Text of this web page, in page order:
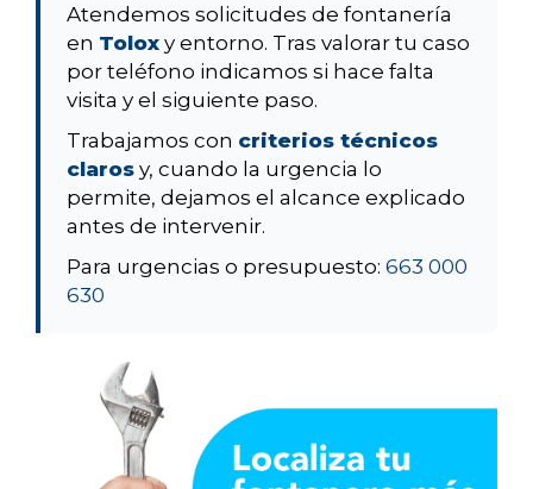
Atendemos solicitudes de fontanería
en Tolox y entorno. Tras valorar tu caso
por teléfono indicamos si hace falta
visita y el siguiente paso.
Trabajamos con criterios técnicos
claros y, cuando la urgencia lo
permite, dejamos el alcance explicado
antes de intervenir.
Para urgencias o presupuesto: 663 000
630